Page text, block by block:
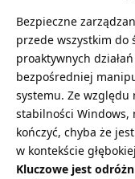
Bezpieczne
przede wszystkim do
proaktywnych
bezpośredniej
systemu. Ze
stabilności Windows,
kończyć, chyba że
w kontekście
Kluczowe jest